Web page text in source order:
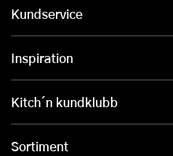
Kundservice
Inspiration
Kitch´n kundklubb
Sortiment